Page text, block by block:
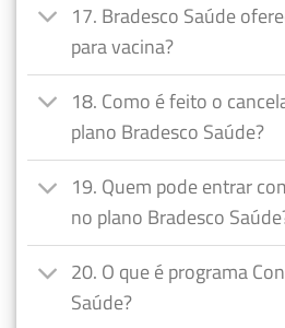
17. Bradesco Saúde
para vacina?
18. Como é feito o
plano Bradesco Saúde?
19. Quem pode entrar
no plano Bradesco
20. O que é programa
Saúde?